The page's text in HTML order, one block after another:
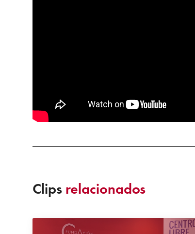
Clips relacionados